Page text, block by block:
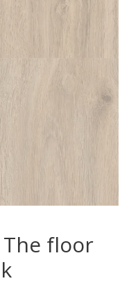
The floor